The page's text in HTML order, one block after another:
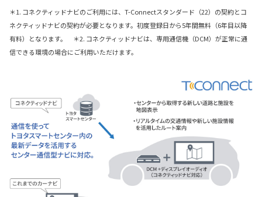
＊1. コネクティッドナビのご利用には、T-Connectスタンダード（22）の契約とコ
ネクティッドナビの契約が必要となります。初度登録日から5年間無料（6年目以降
有料）となります。 ＊2. コネクティッドナビは、専用通信機（DCM）が正常に通
信できる環境の場合にご利用いただけます。